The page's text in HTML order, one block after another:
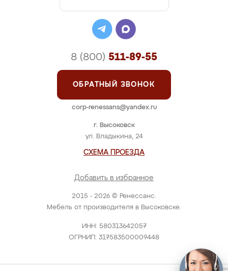
2015 - 2026 © Ренессанс.
Мебель от производителя в Высоковске.
ИНН: 580313642057
ОГРНИП: 317583500009448
г. Высоковск
ул. Владыкина, 24
СХЕМА ПРОЕЗДА
Добавить в избранное
8 (800) 511-89-55
ОБРАТНЫЙ ЗВОНОК
corp-renessans@yandex.ru